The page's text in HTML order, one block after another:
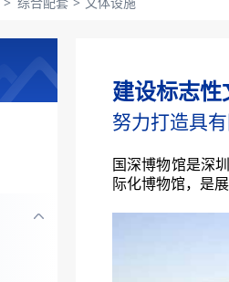
建设标志
努力打造具
国深博物馆是深
际化博物馆，是